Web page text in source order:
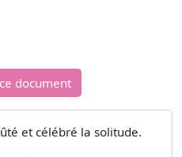
document
et célébré la solitude.